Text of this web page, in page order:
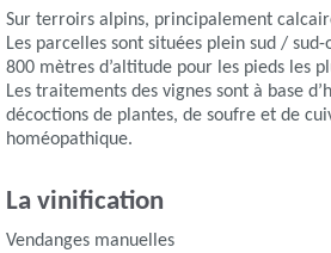
Sur terroirs alpins, principalement
Les parcelles sont situées plein sud /
800 mètres d’altitude pour les pieds les
Les traitements des vignes sont à base
décoctions de plantes, de soufre et de
homéopathique.
La vinification
Vendanges manuelles